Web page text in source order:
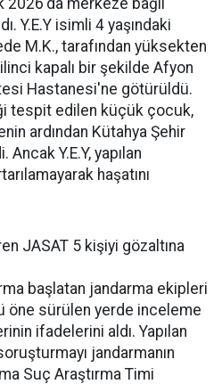
merkeze bağlı
Y.E.Y isimli 4 yaşındaki
M.K., tarafından yüksekten
kapalı bir şekilde Afyon
Hastanesi'ne götürüldü.
tespit edilen küçük çocuk,
ardından Kütahya Şehir
Y.E.Y, yapılan
haşatını
JASAT 5 kişiyi gözaltına
başlatan jandarma ekipleri
öne sürülen yerde inceleme
ifadelerini aldı. Yapılan
jandarmanın
Suç Araştırma Timi